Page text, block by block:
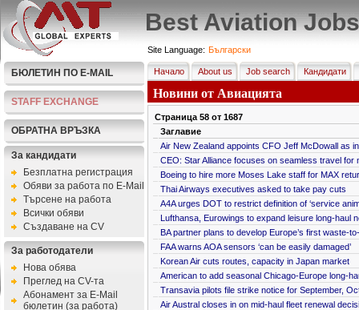
Best Aviation Jobs
БЮЛЕТИН ПО E-MAIL
STAFF EXCHANGE
ОБРАТНА ВРЪЗКА
За кандидати
Безплатна регистрация
Обяви за работа по E-Mail
Търсене на работа
Всички обяви
Създаване на CV
За работодатели
Нова обява
Преглед на CV-та
Абонамент за E-Mail
бюлетин (за работа)
Site Language: Български
Начало About us Job search Кандидати
Новини от Авиацията
Страница 58от 1687
Заглавие
Air New Zealand appoints CFO Jeff McDowall as
CEO: Star Alliance focuses on seamless travel for
Boeing to hire more Moses Lake staff for MAX
Thai Airways executives asked to take pay cuts
A4A urges DOT to restrict definition of ‘service
Lufthansa, Eurowings to expand leisure long-haul
BA partner plans to develop Europe’s first waste-
FAA warns AOA sensors ‘can be easily damaged’
Korean Air cuts routes, capacity in Japan market
American to add seasonal Chicago-Europe long-
Transavia pilots file strike notice for September,
Air Austral closes in on mid-haul fleet renewal